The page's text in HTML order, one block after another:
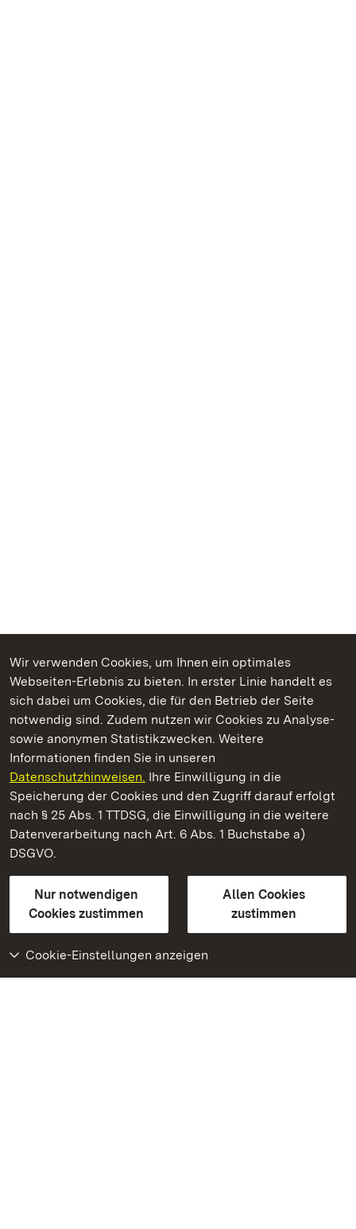
Wir verwenden Cookies, um Ihnen ein optimales
Webseiten-Erlebnis zu bieten. In erster Linie handelt es
sich dabei um Cookies, die für den Betrieb der Seite
notwendig sind. Zudem nutzen wir Cookies zu Analyse-
sowie anonymen Statistikzwecken. Weitere
Informationen finden Sie in unseren
Datenschutzhinweisen. Ihre Einwilligung in die
Speicherung der Cookies und den Zugriff darauf erfolgt
nach § 25 Abs. 1 TTDSG, die Einwilligung in die weitere
Datenverarbeitung nach Art. 6 Abs. 1 Buchstabe a)
DSGVO.
Nur notwendigen
Cookies zustimmen
Allen Cookies
zustimmen
Cookie-Einstellungen anzeigen
Kommen. Staunen. Genießen.
Staatliche Schlösser und Gärten Baden‑Württemberg
Staatliche Schlösser und Gärten Baden-Württemberg
Kontakt
GebärdenspracheLeichte Sprache
Erklärung zur Barrierefreiheit
BITV-konform (geprüfte Seiten)
Weiteres